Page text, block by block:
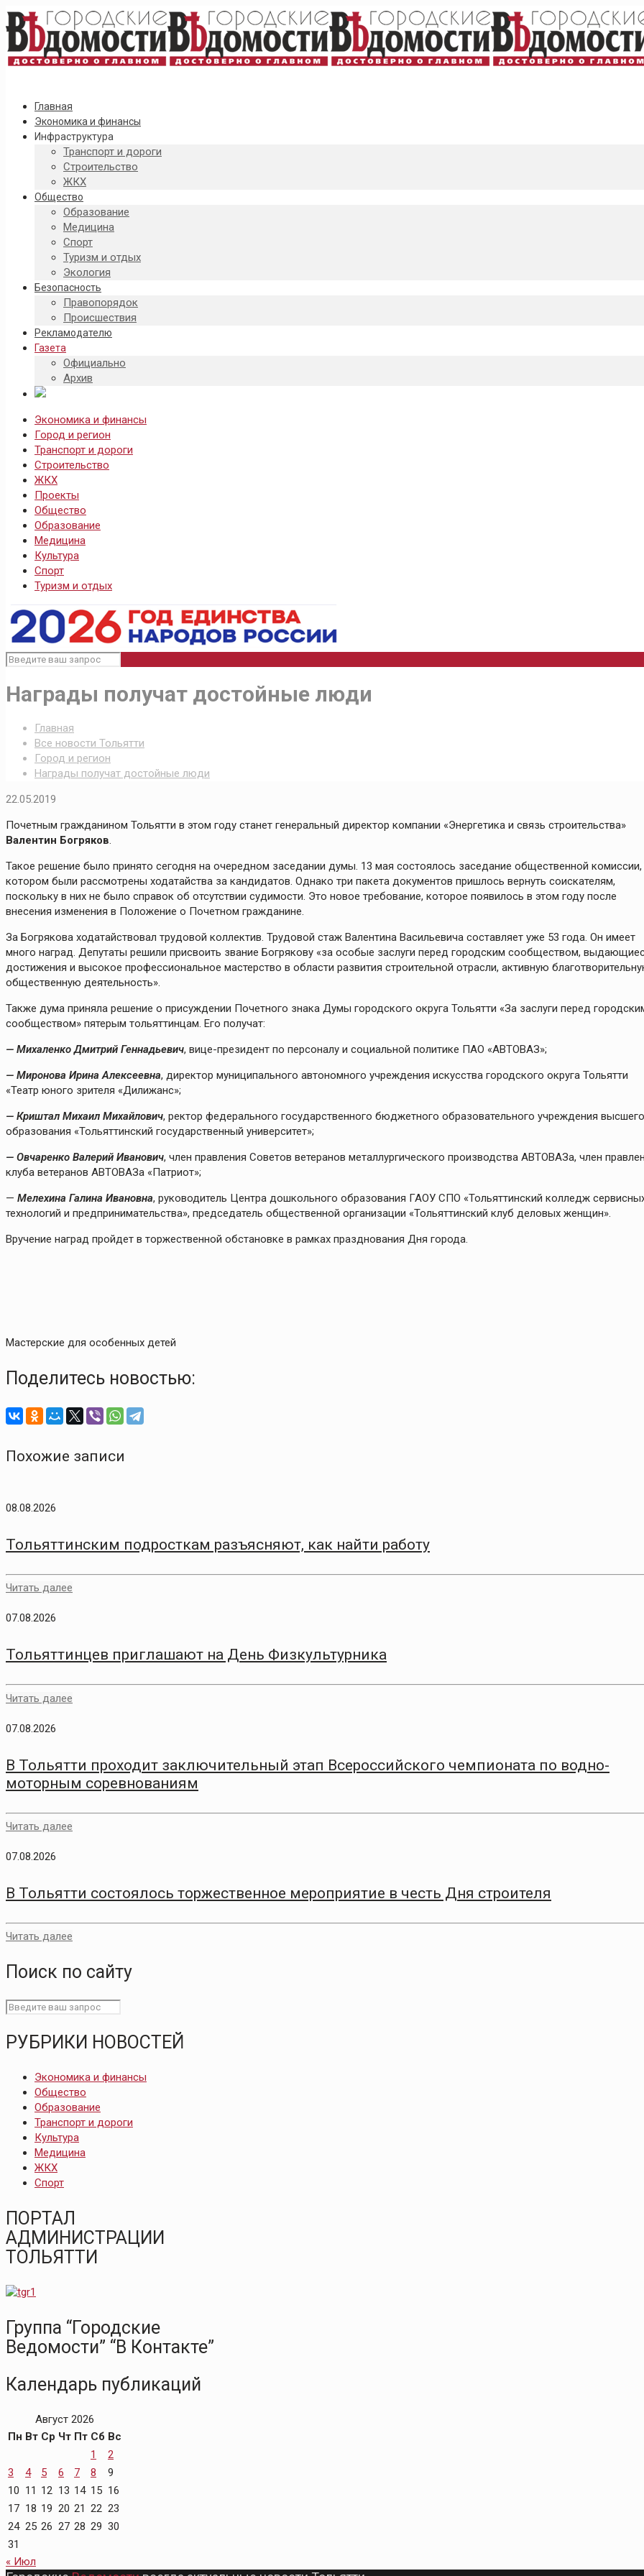
Главная
Экономика и финансы
Инфраструктура
Транспорт и дороги
Строительство
ЖКХ
Общество
Образование
Медицина
Спорт
Туризм и отдых
Экология
Безопасность
Правопорядок
Происшествия
Рекламодателю
Газета
Официально
Архив
Экономика и финансы
Город и регион
Транспорт и дороги
Строительство
ЖКХ
Проекты
Общество
Образование
Медицина
Культура
Спорт
Туризм и отдых
Награды получат достойные люди
Главная
Все новости Тольятти
Город и регион
Награды получат достойные люди
22.05.2019
Почетным гражданином Тольятти в этом году станет генеральный директор компании «Энергетика и связь строительства»
Валентин Богряков.
Такое решение было принято сегодня на очередном заседании думы. 13 мая состоялось заседание общественной комиссии,
котором были рассмотрены ходатайства за кандидатов. Однако три пакета документов пришлось вернуть соискателям,
поскольку в них не было справок об отсутствии судимости. Это новое требование, которое появилось в этом году после
внесения изменения в Положение о Почетном гражданине.
За Богрякова ходатайствовал трудовой коллектив. Трудовой стаж Валентина Васильевича составляет уже 53 года. Он имеет
много наград. Депутаты решили присвоить звание Богрякову «за особые заслуги перед городским сообществом,
достижения и высокое профессиональное мастерство в области развития строительной отрасли, активную
общественную деятельность».
Также дума приняла решение о присуждении Почетного знака Думы городского округа Тольятти «За заслуги перед
сообществом» пятерым тольяттинцам. Его получат:
— Михаленко Дмитрий Геннадьевич, вице-президент по персоналу и социальной политике ПАО «АВТОВАЗ»;
— Миронова Ирина Алексеевна, директор муниципального автономного учреждения искусства городского округа Тольятти
«Театр юного зрителя «Дилижанс»;
— Криштал Михаил Михайлович, ректор федерального государственного бюджетного образовательного учреждения высшего
образования «Тольяттинский государственный университет»;
— Овчаренко Валерий Иванович, член правления Советов ветеранов металлургического производства АВТОВАЗа, член
клуба ветеранов АВТОВАЗа «Патриот»;
— Мелехина Галина Ивановна, руководитель Центра дошкольного образования ГАОУ СПО «Тольяттинский колледж
технологий и предпринимательства», председатель общественной организации «Тольяттинский клуб деловых женщин».
Вручение наград пройдет в торжественной обстановке в рамках празднования Дня города.
Мастерские для особенных детей
Поделитесь новостью:
Похожие записи
08.08.2026
Тольяттинским подросткам разъясняют, как найти работу
Читать далее
07.08.2026
Тольяттинцев приглашают на День Физкультурника
Читать далее
07.08.2026
В Тольятти проходит заключительный этап Всероссийского чемпионата по водно-
моторным соревнованиям
Читать далее
07.08.2026
В Тольятти состоялось торжественное мероприятие в честь Дня строителя
Читать далее
Поиск по сайту
РУБРИКИ НОВОСТЕЙ
Экономика и финансы
Общество
Образование
Транспорт и дороги
Культура
Медицина
ЖКХ
Спорт
ПОРТАЛ
АДМИНИСТРАЦИИ
ТОЛЬЯТТИ
Группа “Городские
Ведомости” “В Контакте”
Календарь публикаций
Август 2026
Пн Вт Ср Чт Пт Сб Вс
1
2
3
4 5 6 7 8
9
10 11 12 13 14 15 16
17 18 19 20 21 22 23
24 25 26 27 28 29 30
31
« Июл